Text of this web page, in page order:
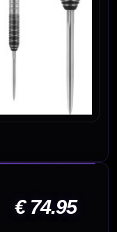
€ 74.95